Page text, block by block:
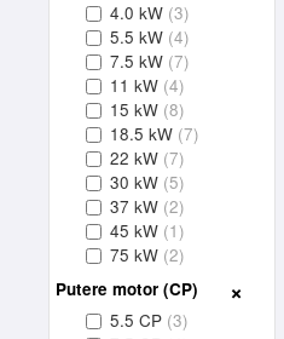
4.0 kW (3)
5.5 kW (4)
7.5 kW (7)
11 kW (4)
15 kW (8)
18.5 kW (7)
22 kW (7)
30 kW (5)
37 kW (2)
45 kW (1)
75 kW (2)
Putere motor (CP)
5.5 CP (3)